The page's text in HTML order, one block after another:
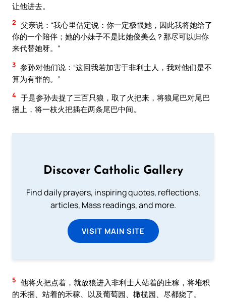
让他进去。
2 父亲说：“我心里估定说：你一定极恨她，因此我将她给了
你的一个陪伴；她的小妹子不是比她俊美么？那尽可以归你
来代替她呀。”
3 参孙对他们说：“这回我若加害于非利士人，我对他们是不
算为有罪的。”
4 于是参孙去捉了三百只狼，取了火把来，将狼尾巴对尾巴
捆上，将一枝火把插在两条尾巴中间。
Discover Catholic Gallery
Find daily prayers, inspiring quotes, reflections,
articles, Mass readings, and more.
VISIT MAIN SITE
5 他将火把点着，就放狼进入非利士人站着的庄稼，将堆积
的禾捆、站着的禾稼、以及葡萄园、橄榄园、尽都烧了。